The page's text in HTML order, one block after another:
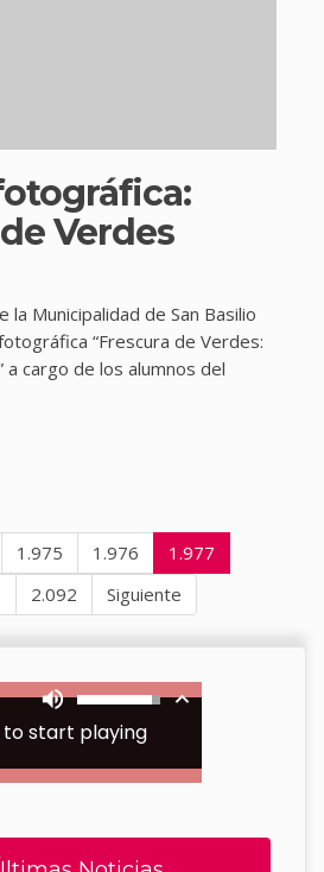
Verdes
la Municipalidad de San Basilio
“Frescura de Verdes:
a cargo de los alumnos del
1.975 1.976
1.977
2.092 Siguiente